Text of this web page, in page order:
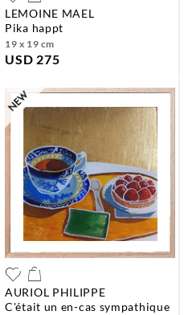
LEMOINE MAEL
pika happt
19 x 19 cm
USD 275
AURIOL PHILIPPE
c'était un en-cas sympathique